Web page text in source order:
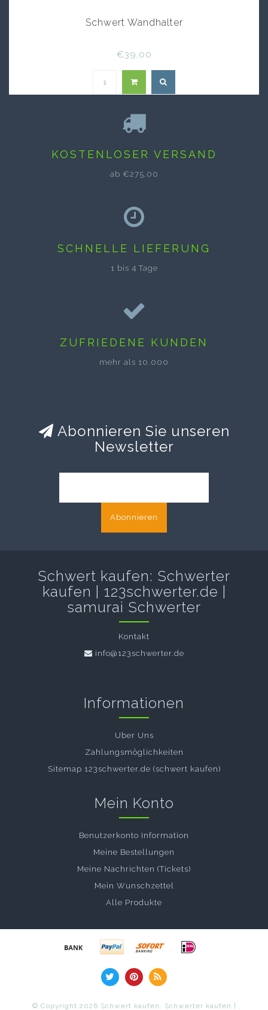
Schwert Wandhalter
€39,00
KOSTENLOSER VERSAND
ab €275,00
SCHNELLE LIEFERUNG
1 bis 4 Tage
ZUFRIEDENE KUNDEN
mehr als 10.000
Abonnieren Sie unseren
Newsletter
Abonnieren
Schwert kaufen: Schwerter
kaufen | 123schwerter.de |
samurai Schwerter
Kontakt
info@123schwerter.de
Informationen
Uber Uns
Zahlungsmöglichkeiten
Sitemap 123schwerter.de (schwert kaufen)
Mein Konto
Benutzerkonto Information
Meine Bestellungen
Meine Nachrichten (Tickets)
Mein Wunschzettel
Alle Produkte
© Copyright 2026 Schwert kaufen: Schwerter kaufen |